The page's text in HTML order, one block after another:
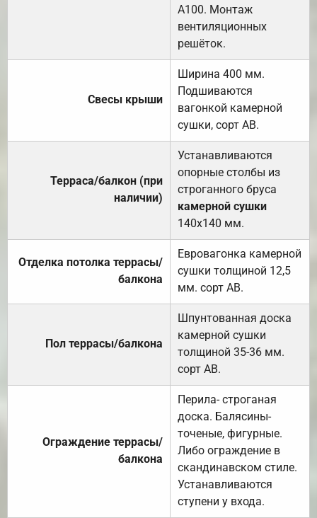
А100. Монтаж
вентиляционных
решёток.
Свесы крыши
Ширина 400 мм.
Подшиваются
вагонкой камерной
сушки, сорт АВ.
Терраса/балкон (при
наличии)
Устанавливаются
опорные столбы из
строганного бруса
камерной сушки
140х140 мм.
Отделка потолка террасы/
балкона
Евровагонка камерной
сушки толщиной 12,5
мм. сорт АВ.
Пол террасы/балкона
Шпунтованная доска
камерной сушки
толщиной 35-36 мм.
сорт АВ.
Ограждение террасы/
балкона
Перила- строганая
доска. Балясины-
точеные, фигурные.
Либо ограждение в
скандинавском стиле.
Устанавливаются
ступени у входа.